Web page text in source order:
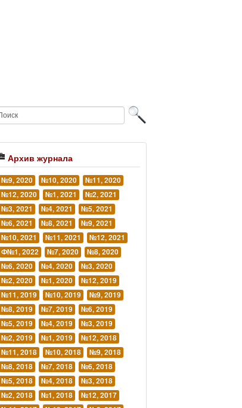
Архив журнала
№9, 2020 №10, 2020
№11, 2020
№12, 2020
№1, 2021
№2, 2021
№3, 2021
№4, 2021
№5, 2021
№6, 2021
№8, 2021
№9, 2021
№10, 2021
№11, 2021
№12, 2021
Ф№1, 2022
№7, 2020
№8, 2020
№6, 2020
№4, 2020
№3, 2020
№2, 2020
№1, 2020
№12, 2019
№11, 2019
№10, 2019
№9, 2019
№8, 2019
№7, 2019
№6, 2019
№5, 2019
№4, 2019
№3, 2019
№2, 2019
№1, 2019
№12, 2018
№11, 2018
№10, 2018
№9, 2018
№8, 2018
№7, 2018
№6, 2018
№5, 2018
№4, 2018
№3, 2018
№2, 2018
№1, 2018
№12, 2017